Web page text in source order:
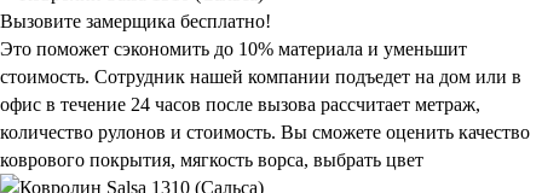
Вызовите замерщика бесплатно!
Это поможет сэкономить до 10% материала и уменьшит
стоимость. Сотрудник нашей компании подъедет на дом или в
офис в течение 24 часов после вызова рассчитает метраж,
количество рулонов и стоимость. Вы сможете оценить качество
коврового покрытия, мягкость ворса, выбрать цвет